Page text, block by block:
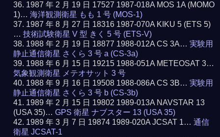
1987 年 2 月 19 日 17527 1987-018A MOS 1A (MOMO
1)…海洋観測衛星 もも 1 号 (MOS-1)
1987 年 8 月 27 日 18316 1987-070A KIKU 5 (ETS 5)
…技術試験衛星 V 型 きく 5 号 (ETS-V)
1988 年 2 月 19 日 18877 1988-012A CS 3A…実験用
静止通信衛星 さくら 3 号 a (CS-3a)
1988 年 6 月 15 日 19215 1988-051A METEOSAT 3…
気象観測衛星 メテオサット 3 号
1988 年 9 月 16 日 19508 1988-086A CS 3B…実験用
静止通信衛星 さくら 3 号 b (CS-3b)
1989 年 2 月 15 日 19802 1989-013A NAVSTAR 13
(USA 35)…GPS 衛星 ナブスター 13 (USA 35)
1989 年 3 月 7 日 19874 1989-020A JCSAT 1…通信
衛星 JCSAT-1